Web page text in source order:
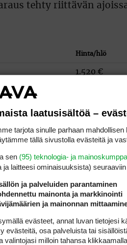
tehty riittävän
Hinta/hlö
1.520 €
1.850 €
1.740 €
1.605 €
1.555 €
1.605 €
1.680 €
1.720 €
laatusisältöä –
tarjota sinulle parhaan
tällä sivustolla evästeitä ja
sen (95) teknologia- ja
ja laitteesi ominaisuuk­sista)
ja palveluiden parantaminen
mainonta ja markkinointi
ja mainonnan
evästeet, annat luvan tietojesi
evästeitä, osa palveluista tai
valintojasi milloin tahansa klikkaamalla